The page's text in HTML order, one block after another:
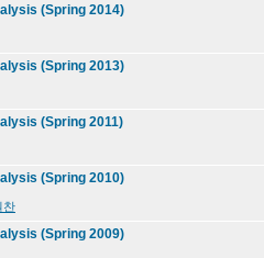
(Spring 2014)
(Spring 2013)
(Spring 2011)
(Spring 2010)
찬
(Spring 2009)